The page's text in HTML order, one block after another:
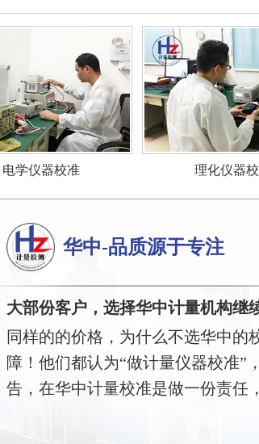
电学仪器校准 理化仪器
华中-品质源于专注
大部份客户，选择华中计量机构
同样的的价格，为什么不选华中的
障！他们都认为“做计量仪器校准”
告，在华中计量校准是做一份责任